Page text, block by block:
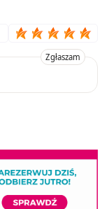
Zgłaszam